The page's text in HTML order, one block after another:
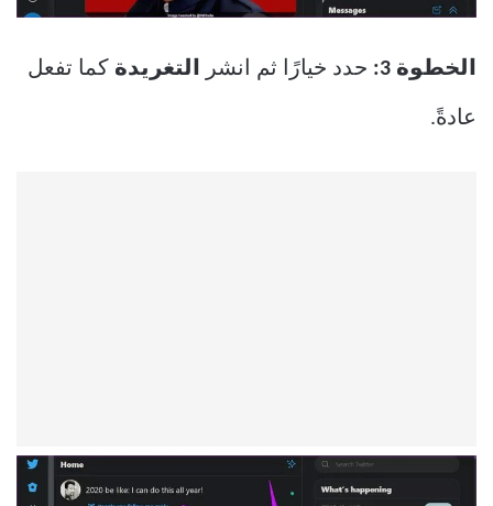
الخطوة 3: حدد خيارًا ثم انشر التغريدة كما تفعل
عادةً.